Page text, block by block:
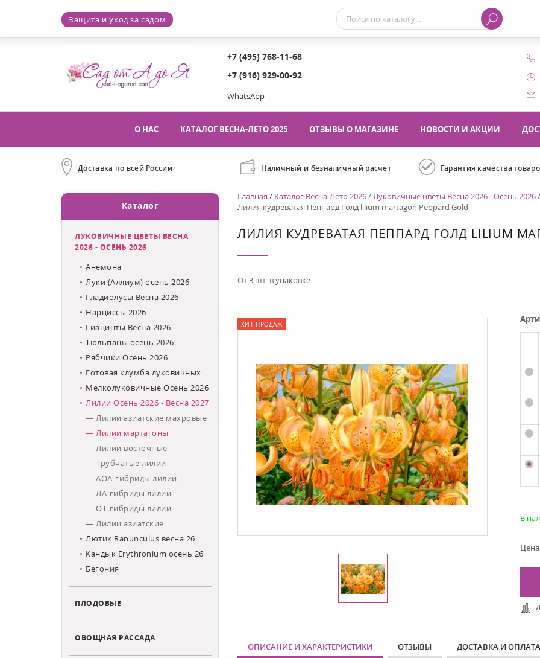
Защита и уход за садом
+7 (495) 768-11-68
+7 (916) 929-00-92
WhatsApp
О НАС КАТАЛОГ ВЕСНА-ЛЕТО 2025 ОТЗЫВЫ О МАГАЗИНЕ НОВОСТИ И АКЦИИ
Доставка по всей России Наличный и безналичный расчет Гарантия качества
Каталог
ЛУКОВИЧНЫЕ ЦВЕТЫ ВЕСНА
2026 - ОСЕНЬ 2026
Анемона
Луки (Аллиум) осень 2026
Гладиолусы Весна 2026
Нарциссы 2026
Гиацинты Весна 2026
Тюльпаны осень 2026
Рябчики Осень 2026
Готовая клумба луковичных
Мелколуковичные Осень 2026
Лилии Осень 2026 - Весна 2027
Лилии азиатские махровые
Лилии мартагоны
Лилии восточные
Трубчатые лилии
АОА-гибриды лилии
ЛА-гибриды лилии
ОТ-гибриды лилии
Лилии азиатские
Лютик Ranunculus весна 26
Кандык Erythŕonium осень 26
Бегония
ПЛОДОВЫЕ
ОВОЩНАЯ РАССАДА
Главная / Каталог Весна-Лето 2026/Луковичные цветы Весна 2026 - Осень 2026/
Лилия кудреватая Пеппард Голд lilium martagon Peppard Gold
ЛИЛИЯ КУДРЕВАТАЯ ПЕППАРД ГОЛД LILIUM
От 3 шт. в упаковке
ХИТ ПРОДАЖ
В
ОПИСАНИЕ И ХАРАКТЕРИСТИКИ ОТЗЫВЫ ДОСТАВКА И ОПЛАТА